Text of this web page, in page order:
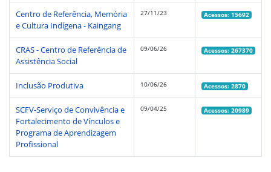
Centro de Referência, Memória
e Cultura Indígena - Kaingang
27/11/23 Acessos: 15692
CRAS - Centro de Referência de
Assistência Social
09/06/26 Acessos: 267370
Inclusão Produtiva 10/06/26 Acessos: 2870
SCFV-Serviço de Convivência e
Fortalecimento de Vínculos e
Programa de Aprendizagem
Profissional
09/04/25 Acessos: 20989